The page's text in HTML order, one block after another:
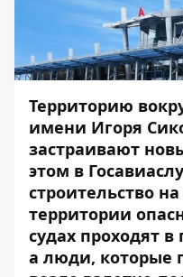
Территорию
имени Игоря
застраивают
этом в
строительство
территории
судах проходят
а люди, которые